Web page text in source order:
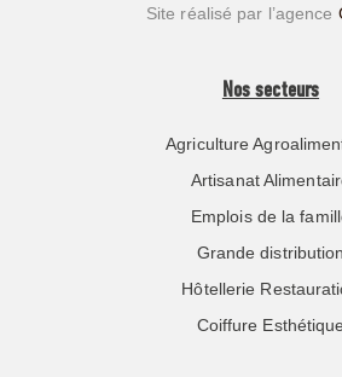
Site réalisé par l’agence
Nos secteurs
Agriculture
Artisanat
Emplois de la
Grande distribution
Hôtellerie
Coiffure Esthétique